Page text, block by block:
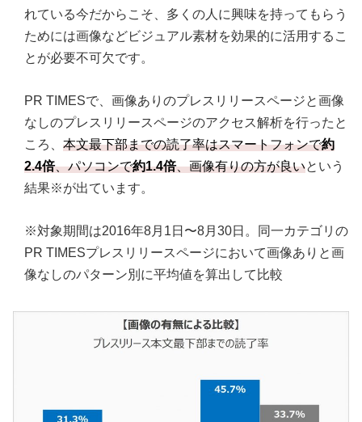
れている今だからこそ、多くの人に興味を持ってもらう
ためには画像などビジュアル素材を効果的に活用するこ
とが必要不可欠です。
PR TIMESで、画像ありのプレスリリースページと画像
なしのプレスリリースページのアクセス解析を行ったと
ころ、 本文最下部までの読了率はスマートフォンで約
2.4倍、パソコンで約1.4倍、画像有りの方が良いという
結果※が出ています。
※対象期間は2016年8月1日〜8月30日。同一カテゴリの
PR TIMESプレスリリースページにおいて画像ありと画
像なしのパターン別に平均値を算出して比較